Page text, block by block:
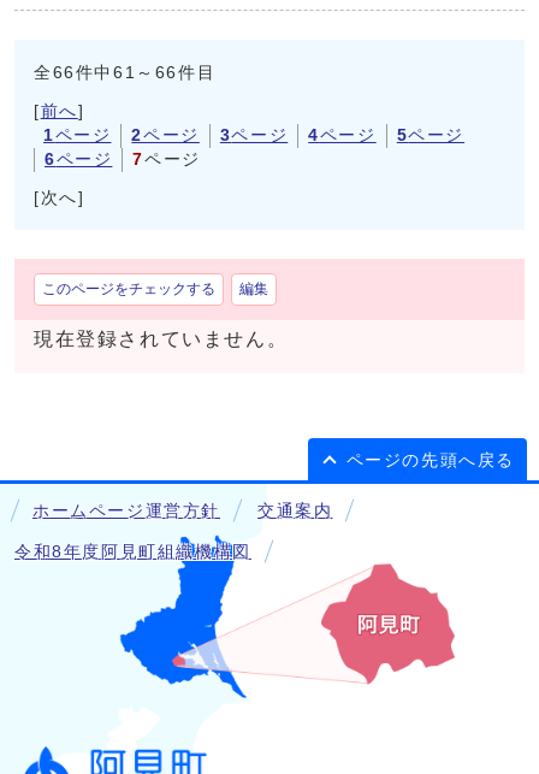
全66件中61～66件目
[前へ]
1ページ 2ページ 3ページ 4ページ 5ページ
6ページ 7ページ
[次へ]
このページをチェックする 編集
現在登録されていません。
ページの先頭へ戻る
ホームページ運営方針 交通案内
令和8年度阿見町組織機構図